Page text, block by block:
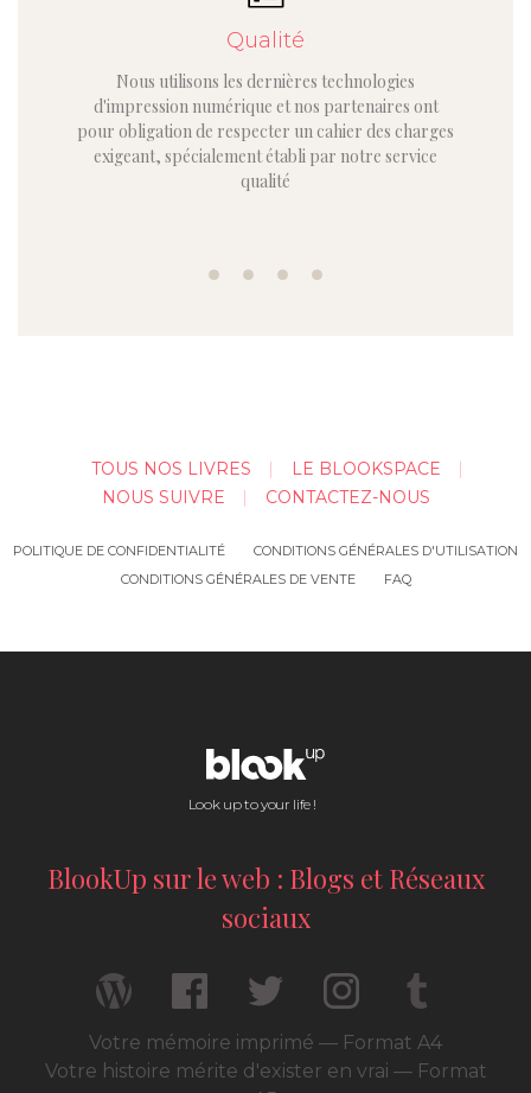
Qualité
Nous utilisons les dernières technologies
d'impression numérique et nos partenaires ont
pour obligation de respecter un cahier des charges
exigeant, spécialement établi par notre service
qualité
TOUS NOS LIVRES
LE BLOOKSPACE
NOUS SUIVRE
CONTACTEZ-NOUS
POLITIQUE DE CONFIDENTIALITÉ
CONDITIONS GÉNÉRALES D'UTILISATION
CONDITIONS GÉNÉRALES DE VENTE
FAQ
Look up to your life !
BlookUp sur le web : Blogs et Réseaux
sociaux
Votre mémoire imprimé — Format A4
Votre histoire mérite d'exister en vrai — Format